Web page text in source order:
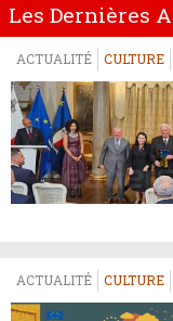
Les Dernières
ACTUALITÉ CULTURE
ACTUALITÉ CULTURE